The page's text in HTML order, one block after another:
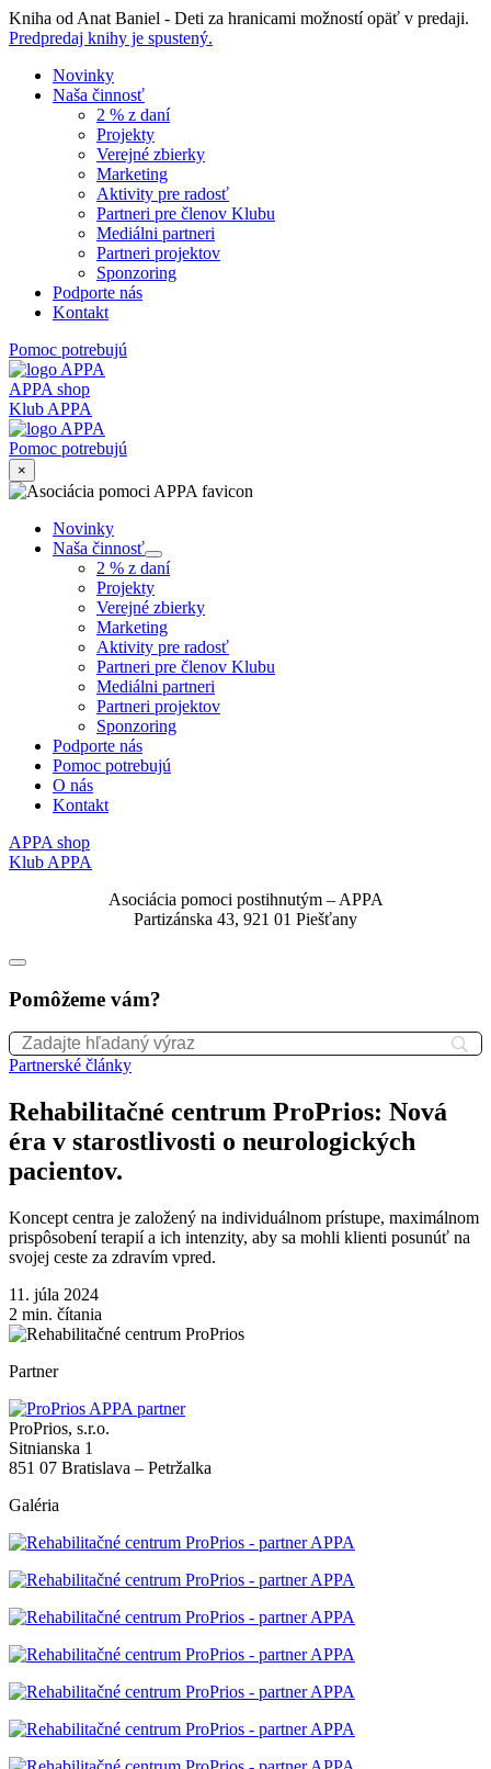
Skip
to
Kniha od Anat Baniel - Deti za hranicami možností opäť v predaji.
Predpredaj knihy je spustený.
Novinky
Naša činnosť
2 % z daní
Projekty
Verejné zbierky
Marketing
Aktivity pre radosť
Partneri pre členov Klubu
Mediálni partneri
Partneri projektov
Sponzoring
Podporte nás
Kontakt
Pomoc potrebujú
APPA shop
Klub APPA
Pomoc potrebujú
×
Novinky
Naša činnosť
Submenu
2 % z daní
Projekty
Verejné zbierky
Marketing
Aktivity pre radosť
Partneri pre členov Klubu
Mediálni partneri
Partneri projektov
Sponzoring
Podporte nás
Pomoc potrebujú
O nás
Kontakt
APPA shop
Klub APPA
Asociácia pomoci postihnutým – APPA
Partizánska 43, 921 01 Piešťany
Pomôžeme vám?
Partnerské články
Rehabilitačné centrum ProPrios: Nová
éra v starostlivosti o neurologických
pacientov.
Koncept centra je založený na individuálnom prístupe, maximálnom
prispôsobení terapií a ich intenzity, aby sa mohli klienti posunúť na
svojej ceste za zdravím vpred.
11. júla 2024
2 min. čítania
Partner
ProPrios, s.r.o.
Sitnianska 1
851 07 Bratislava – Petržalka
Galéria